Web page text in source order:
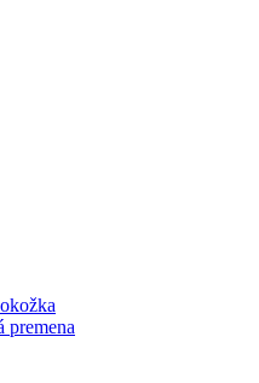
premena